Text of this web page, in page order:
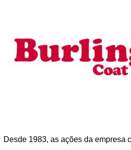
Desde 1983, as ações da empresa